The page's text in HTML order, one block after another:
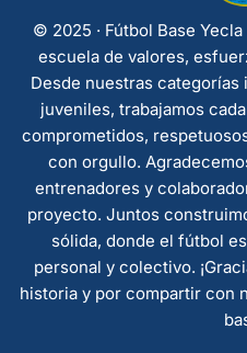
© 2025 · Fútbol Base
escuela de valores,
Desde nuestras
juveniles, trabajamos
comprometidos,
con orgullo.
entrenadores y
proyecto. Juntos
sólida, donde el fútbol
personal y colectivo.
historia y por compartir con